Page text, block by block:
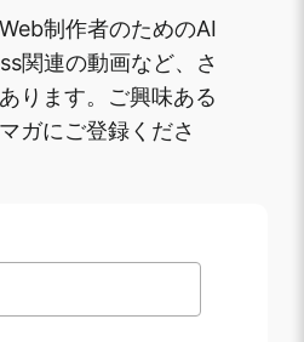
制作者のためのAI
関連の動画など、さ
ります。ご興味ある
ガにご登録くださ